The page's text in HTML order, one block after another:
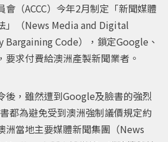
（ACCC）今年2月制定「新聞媒體
」（News Media and Digital
Code），鎖定Google、
要求付費給澳洲產製新聞業者。
後，雖然遭到Google及臉書的強烈
都為避免受到澳洲強制議價規定約
洲當地主要媒體新聞集團（News